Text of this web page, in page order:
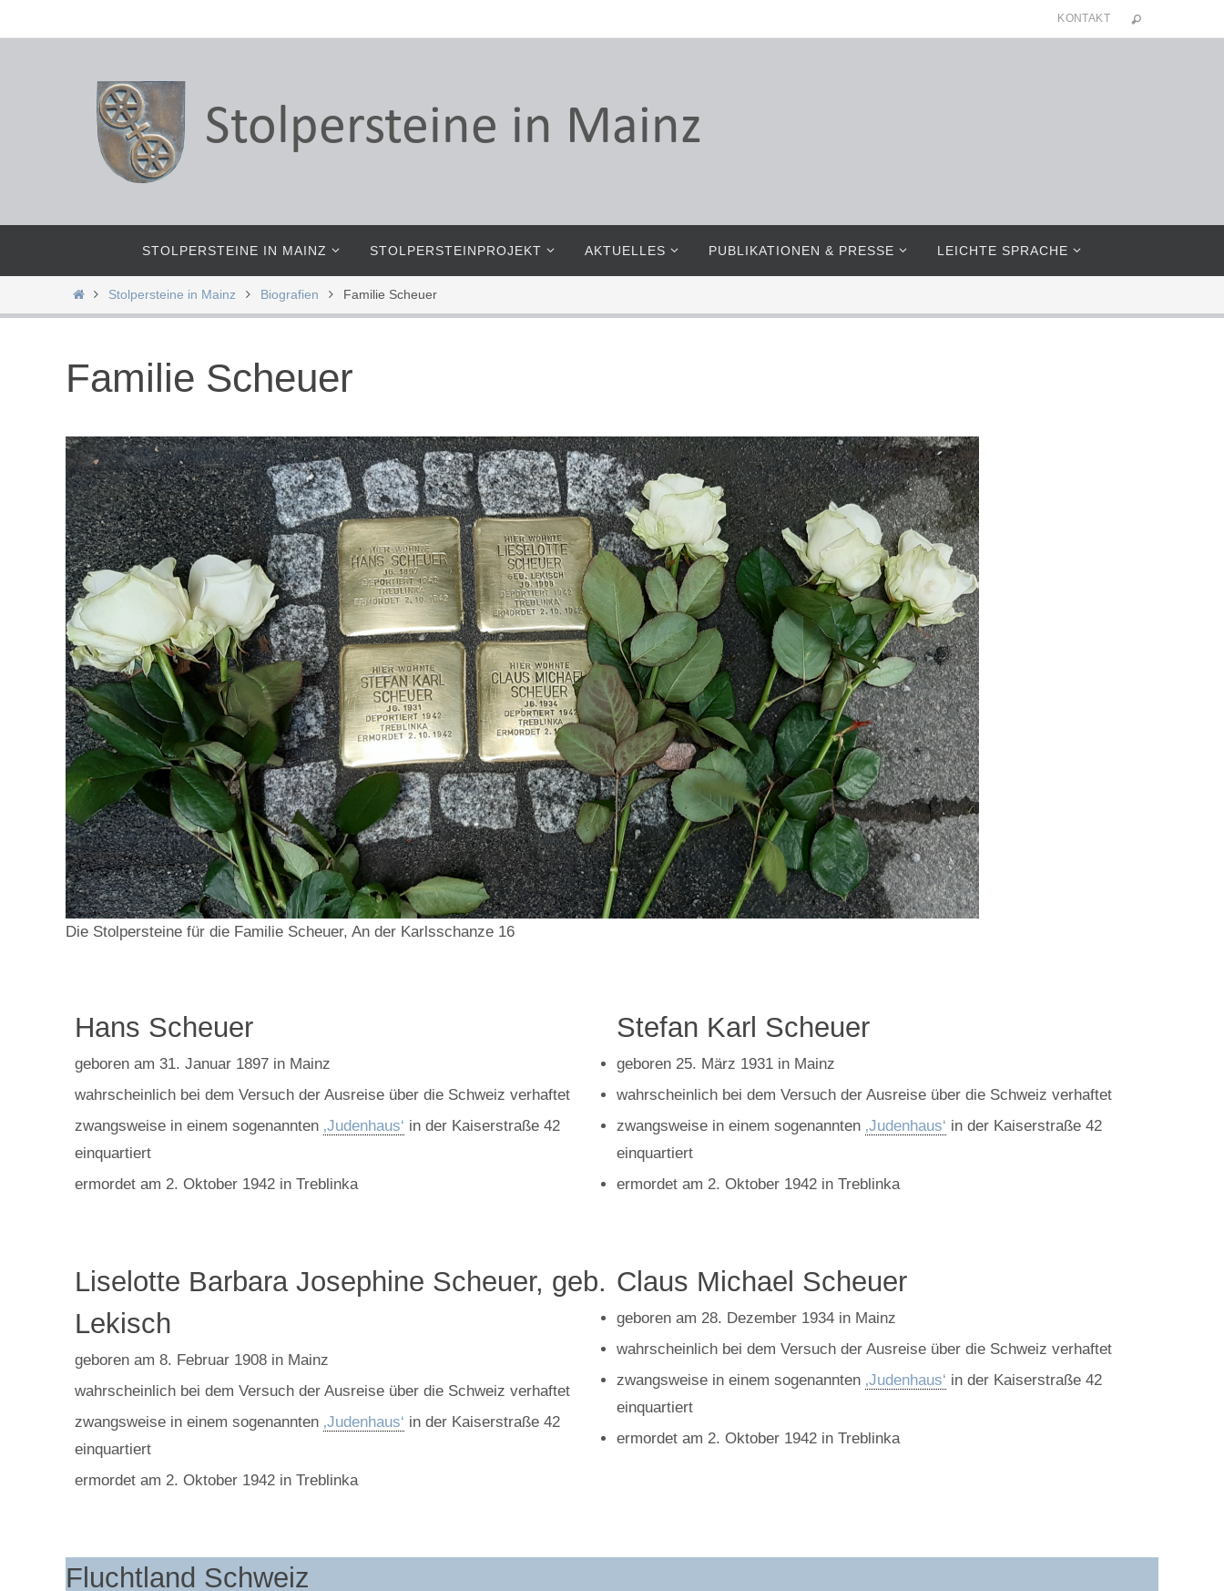
Inhalt
KONTAKT
springen
STOLPERSTEINE IN MAINZ STOLPERSTEINPROJEKT AKTUELLES PUBLIKATIONEN & PRESSE LEICHTE SPRACHE
StartStolpersteine in Mainz Biografien Familie Scheuer
Familie Scheuer
Die Stolpersteine für die Familie Scheuer, An der Karlsschanze 16
Hans Scheuer
geboren am 31. Januar 1897 in Mainz
wahrscheinlich bei dem Versuch der Ausreise über die Schweiz verhaftet
zwangsweise in einem sogenannten ‚Judenhaus‘ in der Kaiserstraße 42
einquartiert
ermordet am 2. Oktober 1942 in Treblinka
Liselotte Barbara Josephine Scheuer, geb.
Lekisch
geboren am 8. Februar 1908 in Mainz
wahrscheinlich bei dem Versuch der Ausreise über die Schweiz verhaftet
zwangsweise in einem sogenannten ‚Judenhaus‘ in der Kaiserstraße 42
einquartiert
ermordet am 2. Oktober 1942 in Treblinka
Stefan Karl Scheuer
geboren 25. März 1931 in Mainz
wahrscheinlich bei dem Versuch der Ausreise über die Schweiz verhaftet
zwangsweise in einem sogenannten ‚Judenhaus‘ in der Kaiserstraße 42
einquartiert
ermordet am 2. Oktober 1942 in Treblinka
Claus Michael Scheuer
geboren am 28. Dezember 1934 in Mainz
wahrscheinlich bei dem Versuch der Ausreise über die Schweiz verhaftet
zwangsweise in einem sogenannten ‚Judenhaus‘ in der Kaiserstraße 42
einquartiert
ermordet am 2. Oktober 1942 in Treblinka
Fluchtland Schweiz